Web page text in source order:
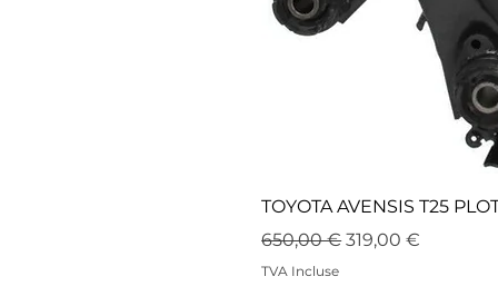
TOYOTA AVENSIS T25
Prix original
650,00 € Prix
319,00 €
TVA Incluse